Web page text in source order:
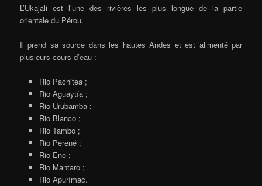
L’Ukajali est l’une des rivières les plus longue de la partie
orientale du Pérou.
Il prend sa source dans les hautes Andes et est alimenté par
plusieurs cours d’eau :
Rio Pachitea ;
Rio Aguaytía ;
Rio Urubamba ;
Rio Blanco ;
Rio Tambo ;
Rio Perené ;
Rio Ene ;
Rio Mantaro ;
Rio Apurímac.